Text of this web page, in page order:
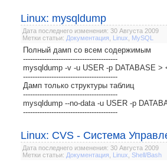
Linux: mysqldump
Дата последнего изменения: 30 Августа 2009
Метки статьи: Документация Linux MySQL
Полный дамп со всем содержимым
----------------------------------------
mysqldump -v -u USER -p DATABASE >
----------------------------------------
Дамп только структуры таблиц
----------------------------------------
mysqldump --no-data -u USER -p
----------------------------------------
Linux: CVS - Система
Дата последнего изменения: 30 Августа 2009
Метки статьи: Документация Linux Shell/Bash